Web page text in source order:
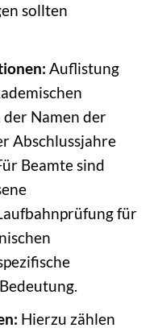
sollten
Auflistung
der Namen der
Abschlussjahre
Beamte sind
für
Hierzu zählen